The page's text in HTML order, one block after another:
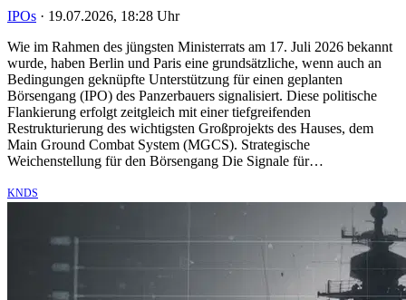
IPOs · 19.07.2026, 18:28 Uhr
Wie im Rahmen des jüngsten Ministerrats am 17. Juli 2026 bekannt
wurde, haben Berlin und Paris eine grundsätzliche, wenn auch an
Bedingungen geknüpfte Unterstützung für einen geplanten
Börsengang (IPO) des Panzerbauers signalisiert. Diese politische
Flankierung erfolgt zeitgleich mit einer tiefgreifenden
Restrukturierung des wichtigsten Großprojekts des Hauses, dem
Main Ground Combat System (MGCS). Strategische
Weichenstellung für den Börsengang Die Signale für…
KNDS